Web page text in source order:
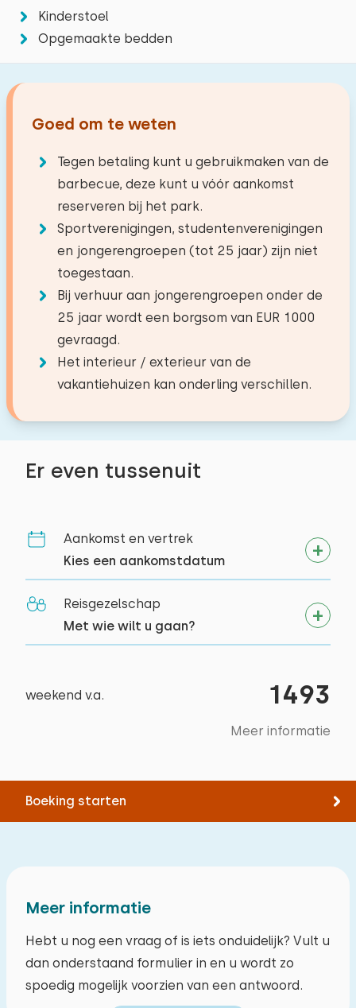
Er even tussenuit
Aantal volwassenen
Aantal baby's
Aantal huisdieren − +
Wissen Toepassen
Aankomst en vertrek
Kies een aankomstdatum
Reisgezelschap
Met wie wilt u gaan?
weekend v.a. 1493
Meer informatie
Boeking starten
Kinderstoel
Opgemaakte bedden
Goed om te weten
Tegen betaling kunt u gebruikmaken van de
barbecue, deze kunt u vóór aankomst
reserveren bij het park.
Sportverenigingen, studentenverenigingen
en jongerengroepen (tot 25 jaar) zijn niet
toegestaan.
Bij verhuur aan jongerengroepen onder de
25 jaar wordt een borgsom van EUR 1000
gevraagd.
Het interieur / exterieur van de
vakantiehuizen kan onderling verschillen.
Oven
Magnetron
Vaatwasser
Broodrooster
Buiten
Volledig omheinde tuin
Terras
Tuinmeubilair
Parasol
Barbecue
Toegankelijkheid
Sportverenigingen
Studentenverenigingen
Jongerengroepen (tot 25 jaar)
om te genieten van de vele kleine vaartjes waar het
dorp de naam Venetië van het Noorden aan heeft
Afstanden
Supermarkt
5,0 km
Restaurant
0,9 km
Dorp/stadcentrum
Bos
0,4 km
Recreatieplas
8,0 km
Viswater
Golfbaan
13,7 km
Nationaal park
20,0 km
Treinstation
Bushalte
Activiteiten in de
Kanoën
Wandelen
Tennissen
Zwemmen
Padellen
Museum
Meer informatie
Hebt u nog een vraag of is iets onduidelijk? Vult u
dan onderstaand formulier in en u wordt zo
spoedig mogelijk voorzien van een antwoord.
Irene van Wijk
Kees Blokker
april 2026
Gea de Groot
Alle reviews